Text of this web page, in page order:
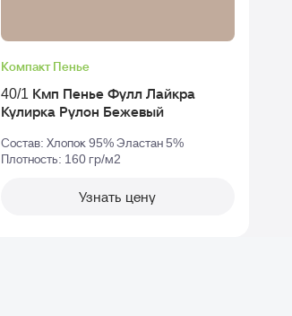
Компакт Пенье
40/1 Кмп Пенье Фулл Лайкра
Кулирка Рулон Бежевый
Состав: Хлопок 95% Эластан 5%
Плотность: 160 гр/м2
Узнать цену